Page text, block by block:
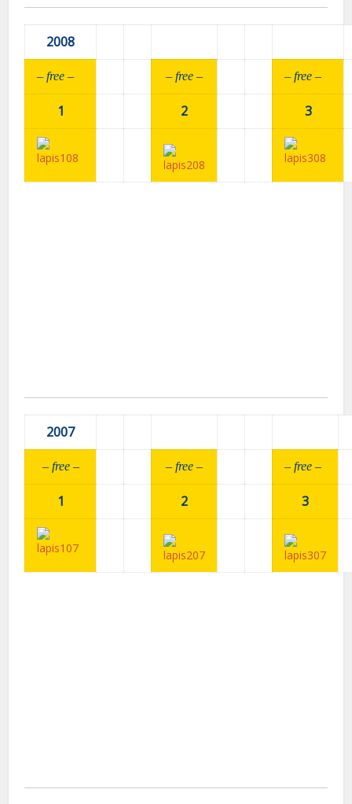
2008
– free – – free – – free –
1 2 3
2007
– free – – free – – free –
1 2 3